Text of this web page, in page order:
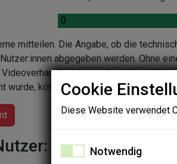
0
mitteilen. Die Angabe, ob die
abgegeben werden. Ohne
beurteilen. Wenn Sie
können Sie die Gründe in einer
Cookie
Diese Website verwendet
Notwendig